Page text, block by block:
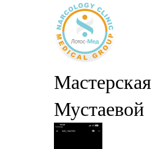
Мастерская
Мустаевой